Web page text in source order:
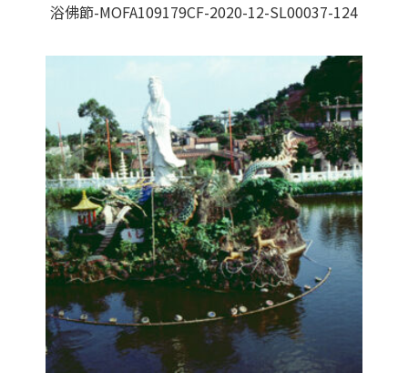
浴佛節-MOFA109179CF-2020-12-SL00037-124